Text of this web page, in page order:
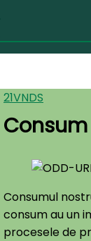
21VNDS
Consumul
consum au un
procesele de